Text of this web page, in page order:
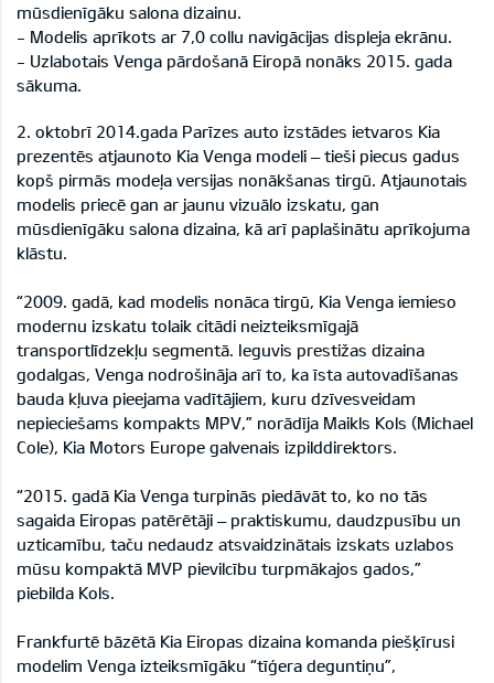
mūsdienīgāku salona dizainu.
- Modelis aprīkots ar 7,0 collu navigācijas displeja ekrānu.
- Uzlabotais Venga pārdošanā Eiropā nonāks 2015. gada
sākuma.
2. oktobrī 2014.gada Parīzes auto izstādes ietvaros Kia
prezentēs atjaunoto Kia Venga modeli – tieši piecus gadus
kopš pirmās modeļa versijas nonākšanas tirgū. Atjaunotais
modelis priecē gan ar jaunu vizuālo izskatu, gan
mūsdienīgāku salona dizaina, kā arī paplašinātu aprīkojuma
klāstu.
“2009. gadā, kad modelis nonāca tirgū, Kia Venga iemieso
modernu izskatu tolaik citādi neizteiksmīgajā
transportlīdzekļu segmentā. Ieguvis prestižas dizaina
godalgas, Venga nodrošināja arī to, ka īsta autovadīšanas
bauda kļuva pieejama vadītājiem, kuru dzīvesveidam
nepieciešams kompakts MPV,” norādīja Maikls Kols (Michael
Cole), Kia Motors Europe galvenais izpilddirektors.
“2015. gadā Kia Venga turpinās piedāvāt to, ko no tās
sagaida Eiropas patērētāji – praktiskumu, daudzpusību un
uzticamību, taču nedaudz atsvaidzinātais izskats uzlabos
mūsu kompaktā MVP pievilcību turpmākajos gados,”
piebilda Kols.
Frankfurtē bāzētā Kia Eiropas dizaina komanda piešķīrusi
modelim Venga izteiksmīgāku “tīģera deguntiņu”,